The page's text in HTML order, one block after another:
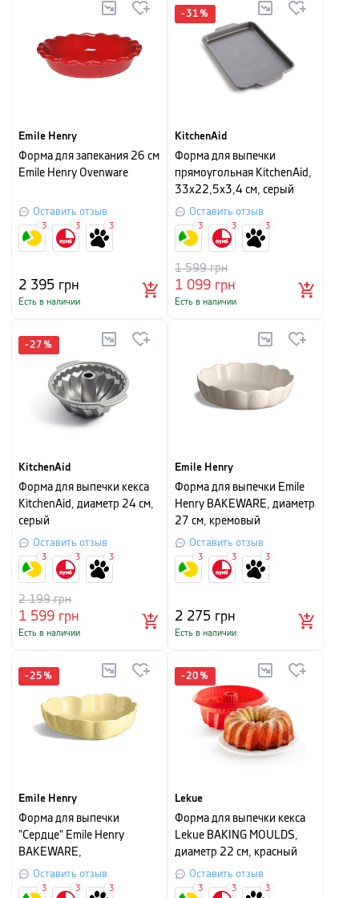
Emile Henry
Форма для запекания 26 см
Emile Henry Ovenware
Оставить отзыв
2 395 грн
Есть в наличии
3 3 3
-31 %
KitchenAid
Форма для выпечки
прямоугольная KitchenAid,
33х22,5х3,4 см, серый
Оставить отзыв
1 099 грн
1 599грн
Есть в наличии
3 3 3
-27 %
KitchenAid
Форма для выпечки кекса
KitchenAid, диаметр 24 см,
серый
Оставить отзыв
1 599 грн
2 199грн
Есть в наличии
3 3 3
Emile Henry
Форма для выпечки Emile
Henry BAKEWARE, диаметр
27 см, кремовый
Оставить отзыв
2 275 грн
Есть в наличии
3 3 3
-25 %
Emile Henry
Форма для выпечки
"Сердце" Emile Henry
BAKEWARE,
24,5х26,5х6,5 см, ваниль
Оставить отзыв
3 3 3
-20 %
Lekue
Форма для выпечки кекса
Lekue BAKING MOULDS,
диаметр 22 см, красный
Оставить отзыв
3 3 3